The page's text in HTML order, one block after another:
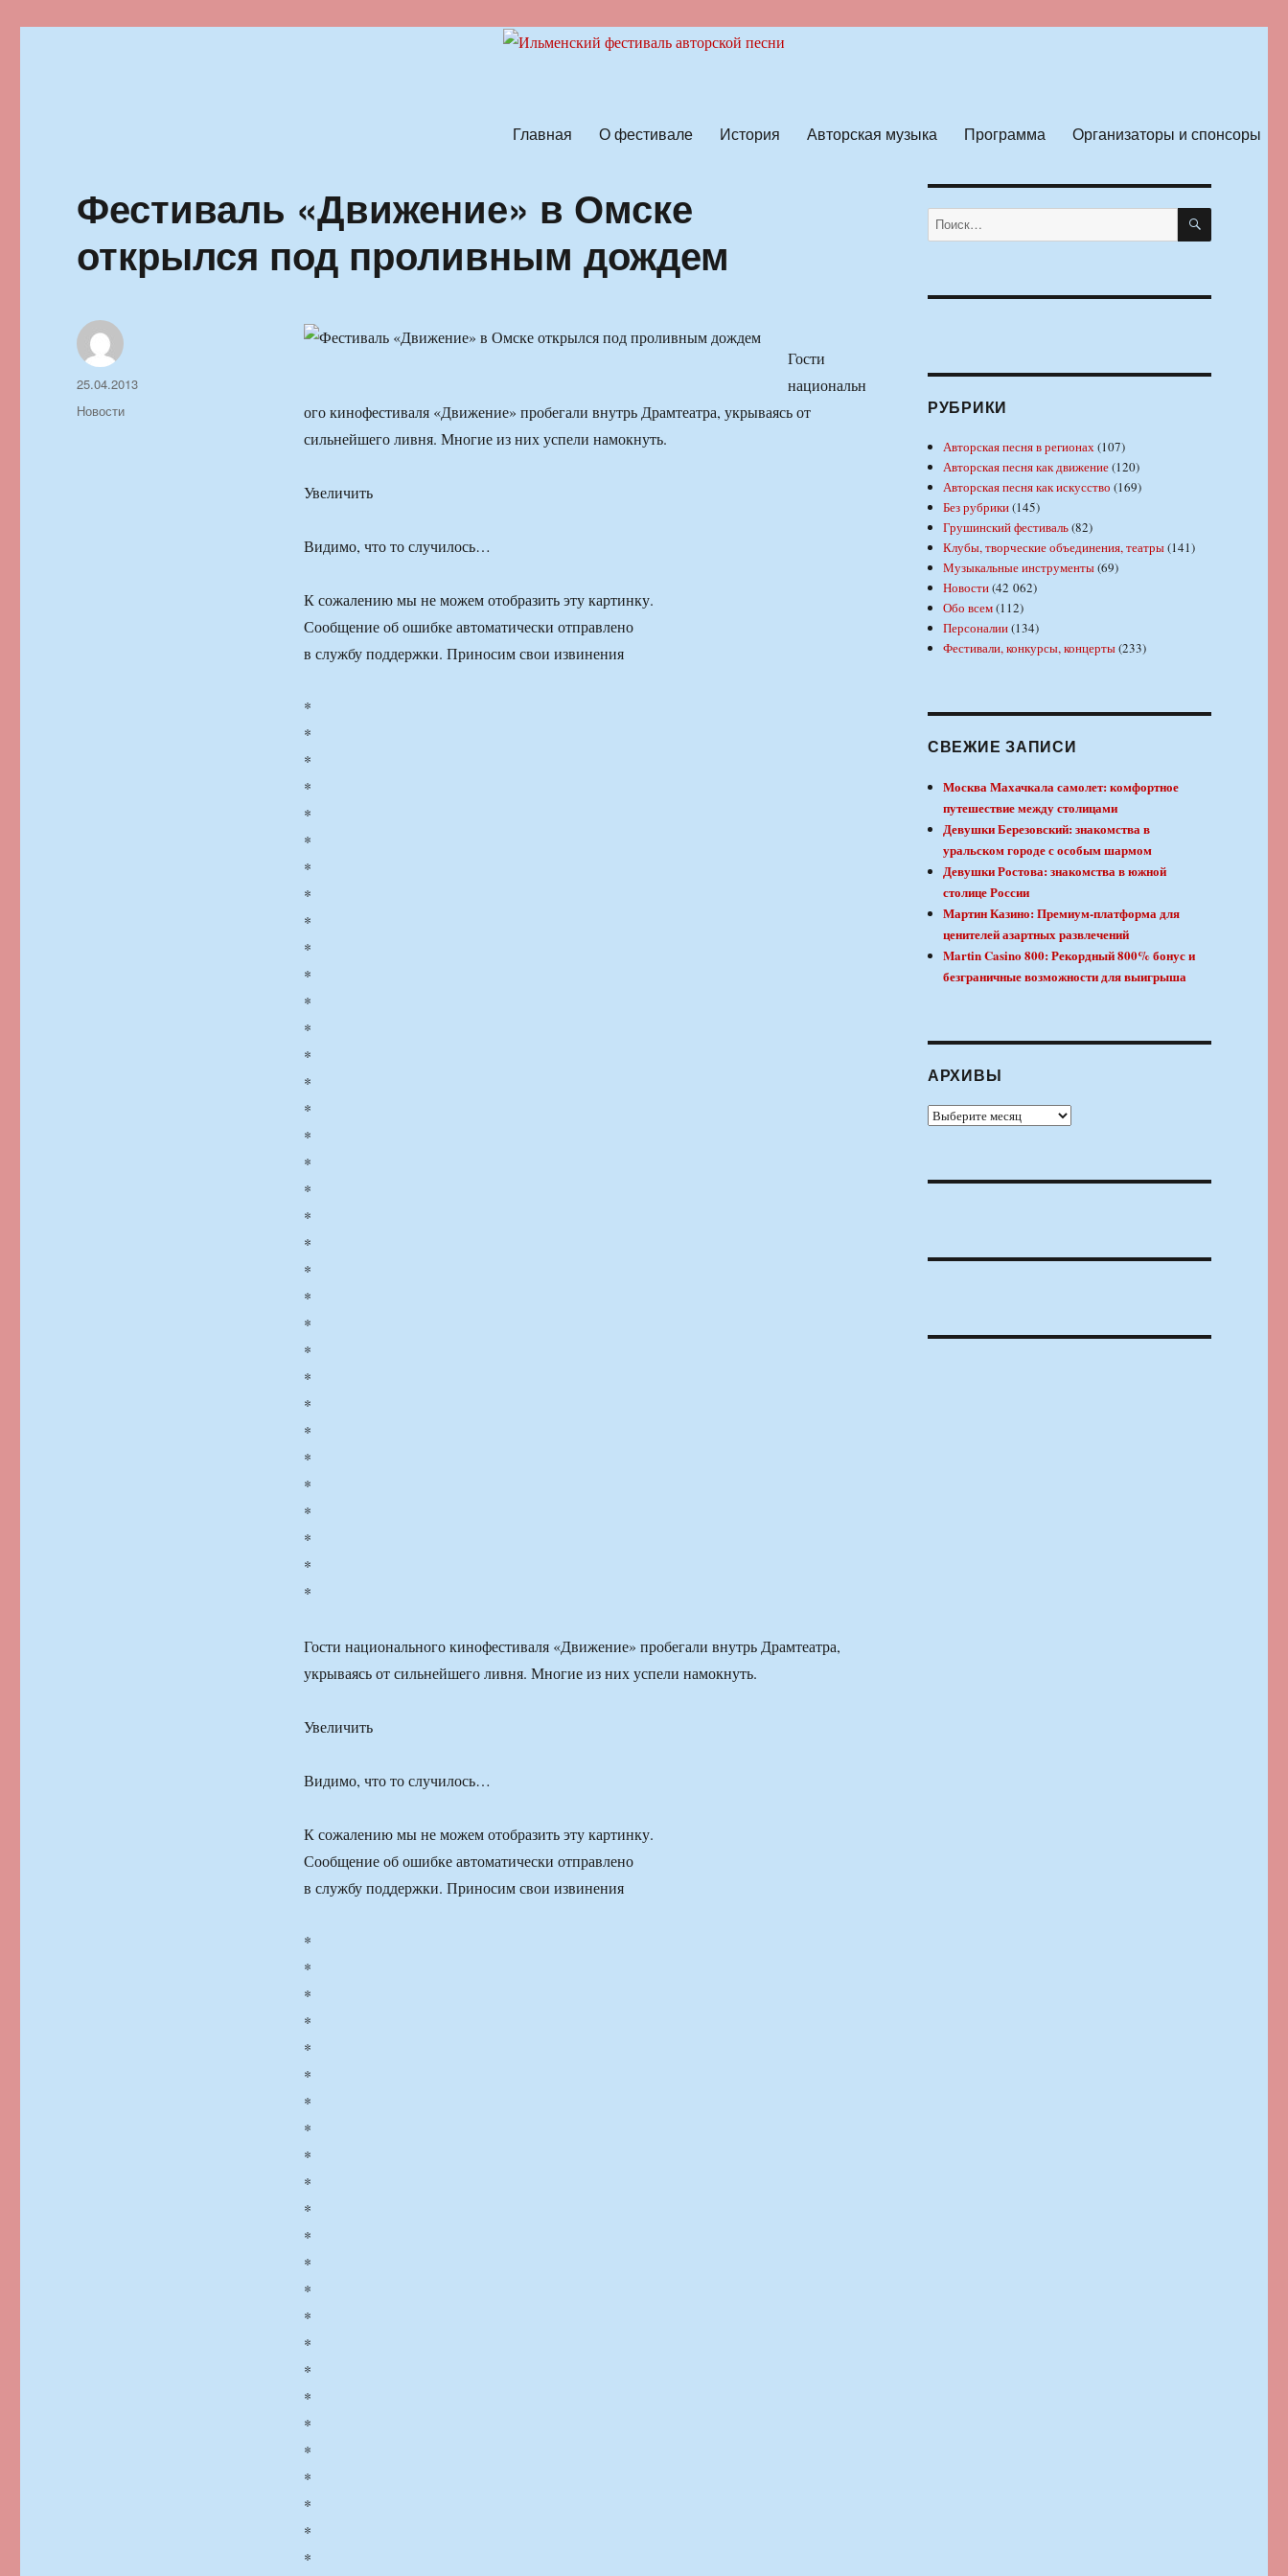
Главная О фестивале История Авторская музыка Программа Организаторы и спонсоры
Фестиваль «Движение» в Омске
открылся под проливным дождем
Гости
национальн
ого кинофестиваля «Движение» пробегали внутрь Драмтеатра, укрываясь от
сильнейшего ливня. Многие из них успели намокнуть.
Увеличить
Видимо, что то случилось…
К сожалению мы не можем отобразить эту картинку.
Сообщение об ошибке автоматически отправлено
в службу поддержки. Приносим свои извинения
*
*
*
*
*
*
*
*
*
*
*
*
*
*
*
*
*
*
*
*
*
*
*
*
*
*
*
*
*
*
*
*
*
*
Гости национального кинофестиваля «Движение» пробегали внутрь Драмтеатра,
укрываясь от сильнейшего ливня. Многие из них успели намокнуть.
Увеличить
Видимо, что то случилось…
К сожалению мы не можем отобразить эту картинку.
Сообщение об ошибке автоматически отправлено
в службу поддержки. Приносим свои извинения
*
*
*
*
*
*
*
*
*
*
*
*
*
*
*
*
*
*
*
*
*
*
*
*
Автор
Опубликовано
25.04.2013
Рубрики
Новости
Искать: ПОИСК
РУБРИКИ
Авторская песня в регионах(107)
Авторская песня как движение(120)
Авторская песня как искусство (169)
Без рубрики(145)
Грушинский фестиваль(82)
Клубы, творческие объединения, театры(141)
Музыкальные инструменты(69)
Новости(42 062)
Обо всем(112)
Персоналии(134)
Фестивали, конкурсы, концерты(233)
СВЕЖИЕ ЗАПИСИ
Москва Махачкала самолет: комфортное
путешествие между столицами
Девушки Березовский: знакомства в
уральском городе с особым шармом
Девушки Ростова: знакомства в южной
столице России
Мартин Казино: Премиум-платформа для
ценителей азартных развлечений
Martin Casino 800: Рекордный 800% бонус и
безграничные возможности для выигрыша
АРХИВЫ
Архивы